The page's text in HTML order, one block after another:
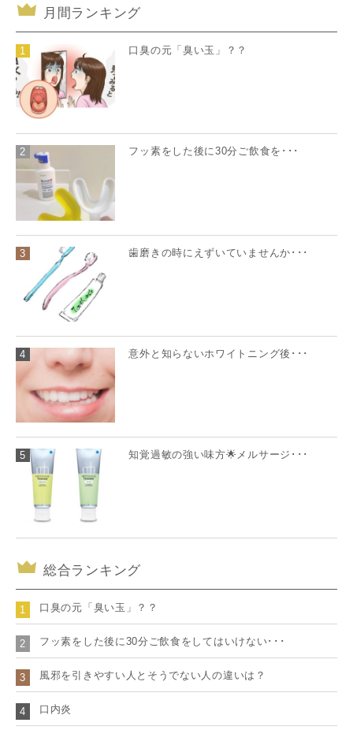
月間ランキング
1 口臭の元「臭い玉」？？
2 フッ素をした後に30分ご飲食を･･･
3 歯磨きの時にえずいていませんか･･･
4 意外と知らないホワイトニング後･･･
5 知覚過敏の強い味方🌟メルサージ･･･
総合ランキング
1 口臭の元「臭い玉」？？
2 フッ素をした後に30分ご飲食をしてはいけない･･･
3 風邪を引きやすい人とそうでない人の違いは？
4 口内炎